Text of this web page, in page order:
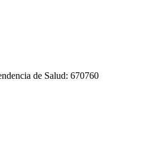
de Salud: 670760